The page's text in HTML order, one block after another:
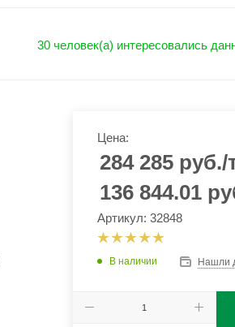
30 человек(а) интересовались
Цена:
284 285руб./
136 844.01
Артикул: 32848
В наличии Нашли